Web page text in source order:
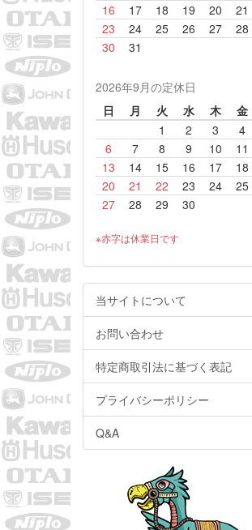
16
17 18 19 20 21
23
24 25 26 27 28
30
31
2026年9月の定休日
日
月 火 水 木 金
1
2 3 4
6
7 8 9 10 11
13
14 15 16 17 18
20
21 22 23 24 25
27
28 29 30
※赤字は休業日です
当サイトについて
お問い合わせ
特定商取引法に基づく表記
プライバシーポリシー
Q&A